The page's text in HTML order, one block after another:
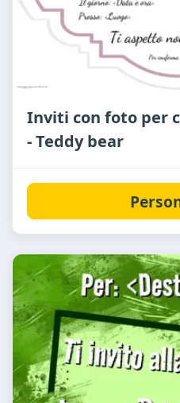
Inviti con foto per
- Teddy bear